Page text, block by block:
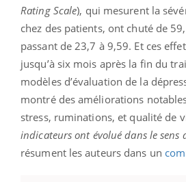
Rating Scale), qui mesurent la
chez des patients, ont chuté de
passant de 23,7 à 9,59. Et ces
jusqu’à six mois après la fin du
modèles d’évaluation de la
montré des améliorations
stress, ruminations, et qualité de
indicateurs ont évolué dans le sens
résument les auteurs dans un